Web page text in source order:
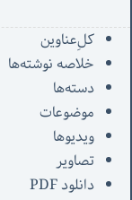
کل‌ِعناوین
خلاصه نوشته‌ها
دسته‌ها
موضوعات
ویدیوها
تصاویر
دانلود PDF